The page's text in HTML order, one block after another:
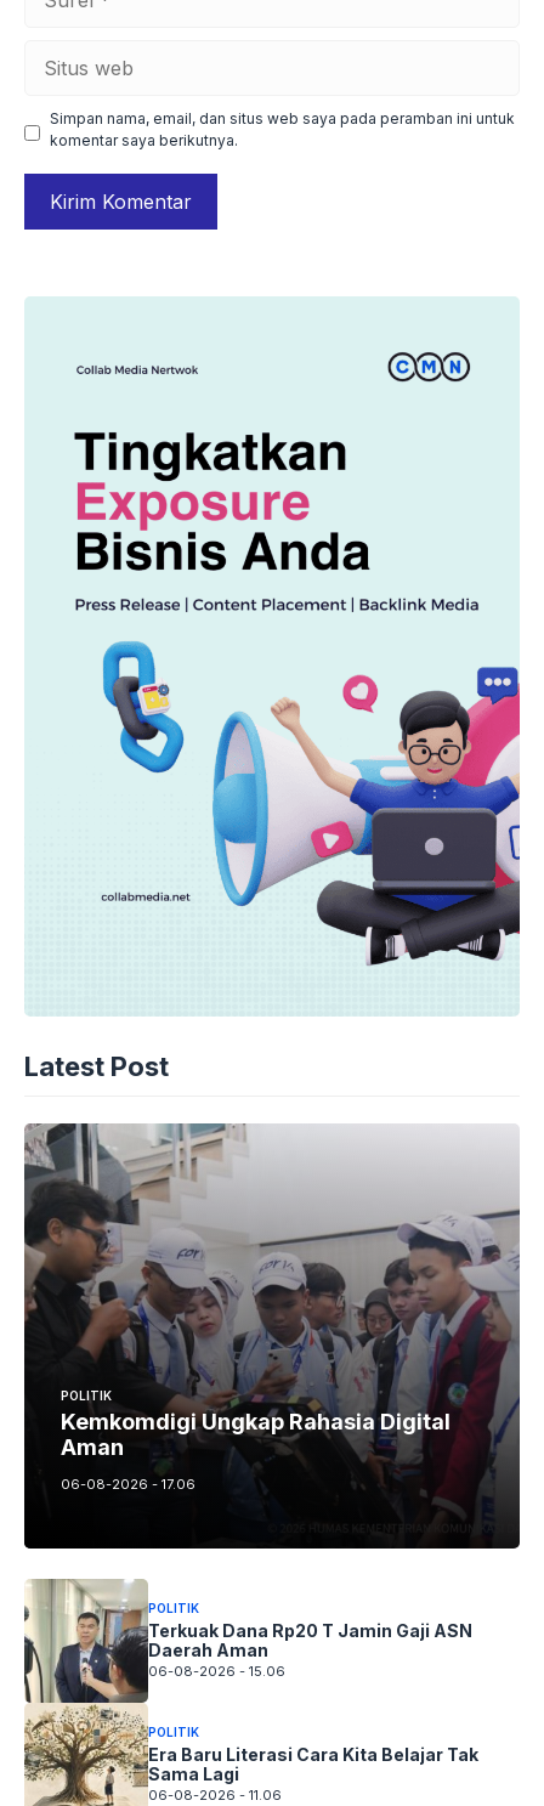
web
Simpan nama, email, dan situs web saya pada peramban ini untuk
komentar saya berikutnya.
Latest Post
POLITIK
Kemkomdigi Ungkap Rahasia Digital
Aman
06-08-2026 - 17.06
POLITIK
Terkuak Dana Rp20 T Jamin Gaji ASN
Daerah Aman
06-08-2026 - 15.06
POLITIK
Era Baru Literasi Cara Kita Belajar Tak
Sama Lagi
06-08-2026 - 11.06